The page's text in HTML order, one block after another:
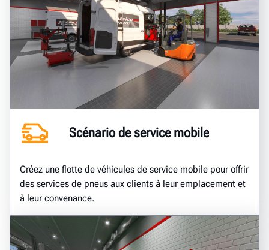
Scénario de service mobile
Créez une flotte de véhicules de service mobile pour offrir
des services de pneus aux clients à leur emplacement et
à leur convenance.